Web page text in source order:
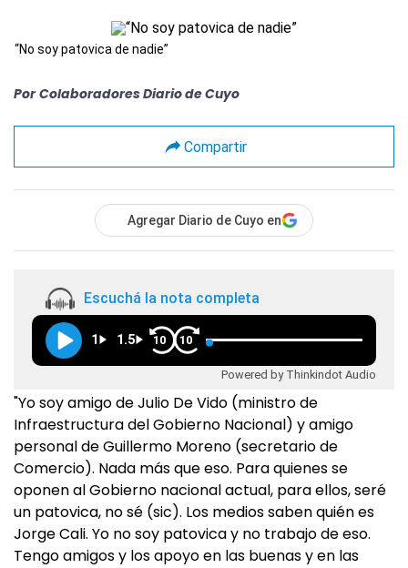
“No soy patovica de nadie”
Por Colaboradores Diario de Cuyo
Compartir
Agregar Diario de Cuyo en
Escuchá la nota completa
1 1.5 10 10
Powered by Thinkindot Audio
"Yo soy amigo de Julio De Vido (ministro de
Infraestructura del Gobierno Nacional) y amigo
personal de Guillermo Moreno (secretario de
Comercio). Nada más que eso. Para quienes se
oponen al Gobierno nacional actual, para ellos, seré
un patovica, no sé (sic). Los medios saben quién es
Jorge Cali. Yo no soy patovica y no trabajo de eso.
Tengo amigos y los apoyo en las buenas y en las